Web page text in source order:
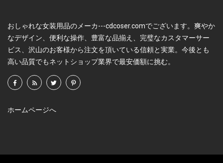
おしゃれな女装用品のメーカ---cdcoser.comでございます。爽やか
なデザイン、便利な操作、豊富な品揃え、完璧なカスタマーサー
ビス、沢山のお客様から注文を頂いている信頼と実業。今後とも
高い品質でもネットショップ業界で最安価額に挑む。
ホームページへ